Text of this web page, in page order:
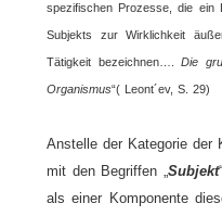
spezifischen Prozesse, die ein
Subjekts zur Wirklichkeit
Tätigkeit bezeichnen….Die
Organismus“( Leont´ev, S. 29)
Anstelle der Kategorie der
mit den Begriffen „Subjekt
als einer Komponente